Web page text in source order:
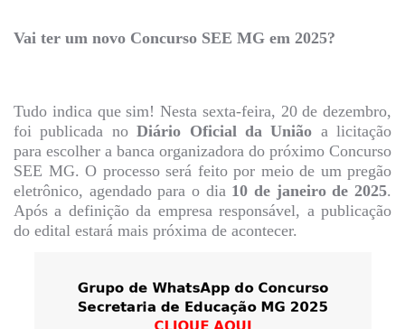
Vai ter um novo Concurso SEE MG em 2025?
Tudo indica que sim! Nesta sexta-feira, 20 de dezembro,
foi publicada noDiário Oficial da União a licitação
para escolher a banca organizadora do próximo Concurso
SEE MG. O processo será feito por meio de um pregão
eletrônico, agendado para o dia 10 de janeiro de 2025.
Após a definição da empresa responsável, a publicação
do edital estará mais próxima de acontecer.